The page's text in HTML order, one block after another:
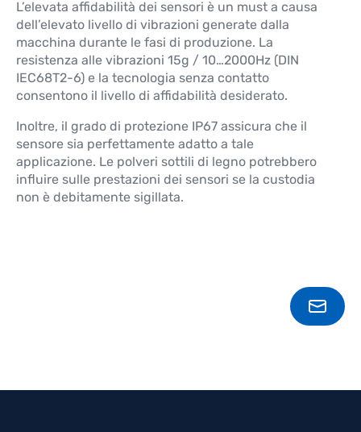
L’elevata affidabilità dei sensori è un must a causa
dell’elevato livello di vibrazioni generate dalla
macchina durante le fasi di produzione. La
resistenza alle vibrazioni 15g / 10…2000Hz (DIN
IEC68T2-6) e la tecnologia senza contatto
consentono il livello di affidabilità desiderato.
Inoltre, il grado di protezione IP67 assicura che il
sensore sia perfettamente adatto a tale
applicazione. Le polveri sottili di legno potrebbero
influire sulle prestazioni dei sensori se la custodia
non è debitamente sigillata.